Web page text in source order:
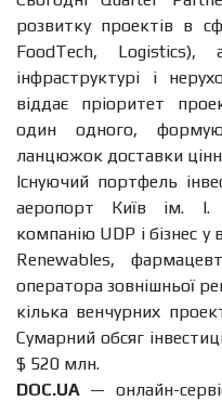
розвитку проектів в
FoodTech,
інфраструктурі і
віддає пріоритет
один одного,
ланцюжок доставки
Існуючий портфель
аеропорт Київ ім. І.
компанію UDP і бізнес у
Renewables,
оператора зовнішньої
кілька венчурних
Сумарний обсяг
$ 520 млн.
DOC.UA — онлайн-